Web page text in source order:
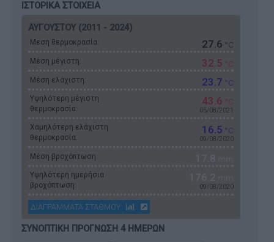
ΙΣΤΟΡΙΚΑ ΣΤΟΙΧΕΙΑ
ΑΥΓΟΥΣΤΟΥ (2011 - 2024)
Μεση θερμοκρασία: 27.6 °C
Μέση μέγιστη: 32.5 °C
Μέση ελάχιστη: 23.7 °C
Υψηλότερη μέγιστη
θερμοκρασία:
43.6 °C
05/08/2021
Χαμηλότερη ελάχιστη
θερμοκρασία:
16.5 °C
09/08/2020
Μέση βροχόπτωση: 17.8 mm
Υψηλότερη ημερήσια
βροχόπτωση:
176.2 mm
09/08/2020
ΔΙΑΓΡΑΜΜΑΤΑ ΣΤΑΘΜΟΥ
ΣΥΝΟΠΤΙΚΗ ΠΡΟΓΝΩΣΗ 4 ΗΜΕΡΩΝ